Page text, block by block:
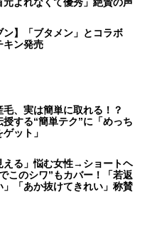
元よれなくて優秀」絶賛の声
ン】「ブタメン」とコラボ
キン発売
毛、実は簡単に取れる！？
授する“簡単テク”に「めっち
ット」
える」悩む女性→ショートヘ
このシワ”もカバー！「若返
」「あか抜けてきれい」称賛